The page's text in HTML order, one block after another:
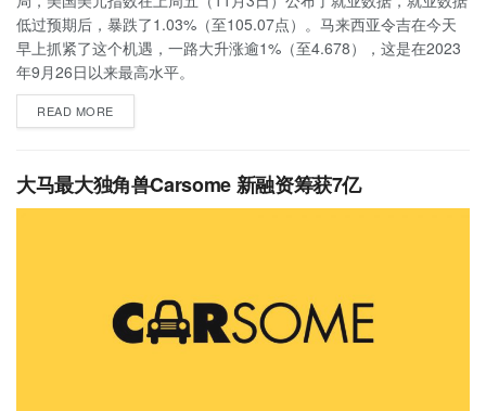
低过预期后，暴跌了1.03%（至105.07点）。马来西亚令吉在今天
早上抓紧了这个机遇，一路大升涨逾1%（至4.678），这是在2023
年9月26日以来最高水平。
READ MORE
大马最大独角兽Carsome 新融资筹获7亿